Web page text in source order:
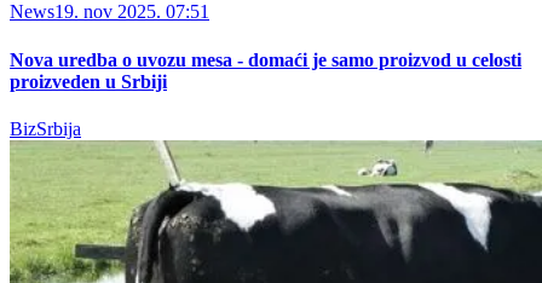
News19. nov 2025. 07:51
Nova uredba o uvozu mesa - domaći je samo proizvod u celosti
proizveden u Srbiji
BizSrbija